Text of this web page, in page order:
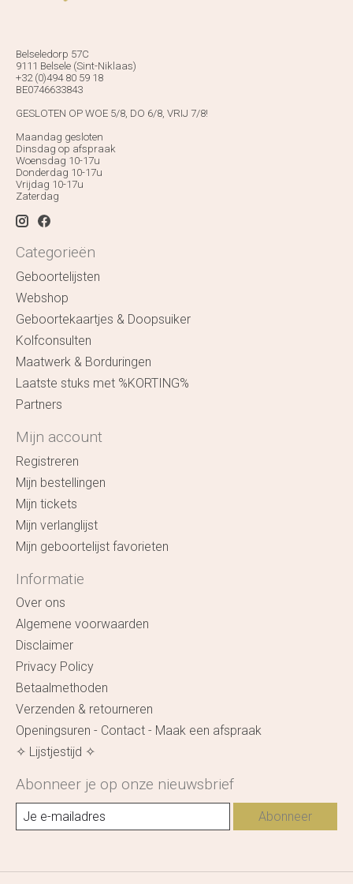
Belseledorp 57C
9111 Belsele (Sint-Niklaas)
+32 (0)494 80 59 18
BE0746633843
GESLOTEN OP WOE 5/8, DO 6/8, VRIJ 7/8!
Maandag gesloten
Dinsdag op afspraak
Woensdag 10-17u
Donderdag 10-17u
Vrijdag 10-17u
Zaterdag
Categorieën
Geboortelijsten
Webshop
Geboortekaartjes & Doopsuiker
Kolfconsulten
Maatwerk & Borduringen
Laatste stuks met %KORTING%
Partners
Mijn account
Registreren
Mijn bestellingen
Mijn tickets
Mijn verlanglijst
Mijn geboortelijst favorieten
Informatie
Over ons
Algemene voorwaarden
Disclaimer
Privacy Policy
Betaalmethoden
Verzenden & retourneren
Openingsuren - Contact - Maak een afspraak
✧ Lijstjestijd ✧
Abonneer je op onze nieuwsbrief
Abonneer